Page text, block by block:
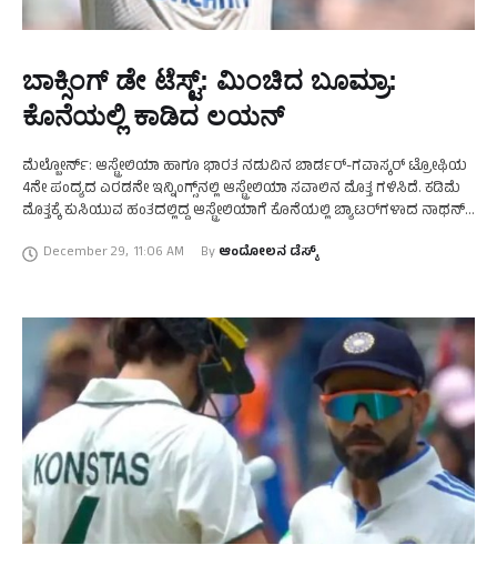
ಬಾಕ್ಸಿಂಗ್‌ ಡೇ ಟೆಸ್ಟ್: ಮಿಂಚಿದ ಬೂಮ್ರಾ:
ಕೊನೆಯಲ್ಲಿ ಕಾಡಿದ ಲಯನ್‌
ಮೆಲ್ಬೋರ್ನ್‌: ಆಸ್ಟ್ರೇಲಿಯಾ ಹಾಗೂ ಭಾರತ ನಡುವಿನ ಬಾರ್ಡರ್‌-ಗವಾಸ್ಕರ್‌ ಟ್ರೋಫಿಯ
4ನೇ ಪಂದ್ಯದ ಎರಡನೇ ಇನ್ನಿಂಗ್ಸ್‌ನಲ್ಲಿ ಆಸ್ಟ್ರೇಲಿಯಾ ಸವಾಲಿನ ಮೊತ್ತ ಗಳಿಸಿದೆ. ಕಡಿಮೆ
ಮೊತ್ತಕ್ಕೆ ಕುಸಿಯುವ ಹಂತದಲ್ಲಿದ್ದ ಆಸ್ಟ್ರೇಲಿಯಾಗೆ ಕೊನೆಯಲ್ಲಿ ಬ್ಯಾಟರ್‌ಗಳಾದ ನಾಥನ್‌
December 29, 11:06 AM By ಆಂದೋಲನ ಡೆಸ್ಕ್